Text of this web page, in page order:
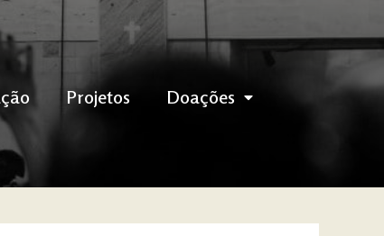
Projetos Doações